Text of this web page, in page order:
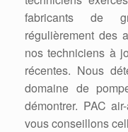
fabricants de
régulièrement des
nos techniciens à
récentes. Nous
domaine de
démontrer. PAC
vous conseillons